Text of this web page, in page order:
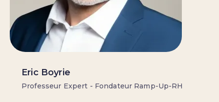
Eric Boyrie
Professeur Expert - Fondateur Ramp-Up-RH